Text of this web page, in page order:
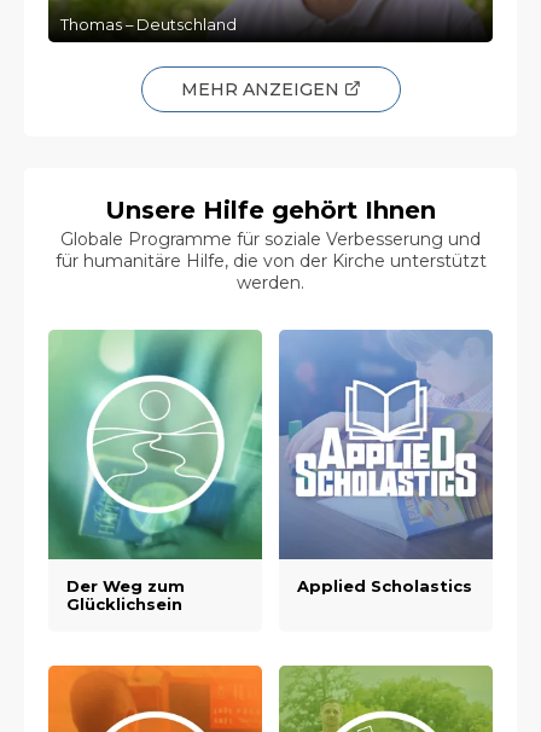
Thomas – Deutschland
MEHR ANZEIGEN
Unsere Hilfe gehört Ihnen
Globale Programme für soziale Verbesserung und
für humanitäre Hilfe, die von der Kirche unterstützt
werden.
Der Weg zum
Glücklichsein
Applied Scholastics